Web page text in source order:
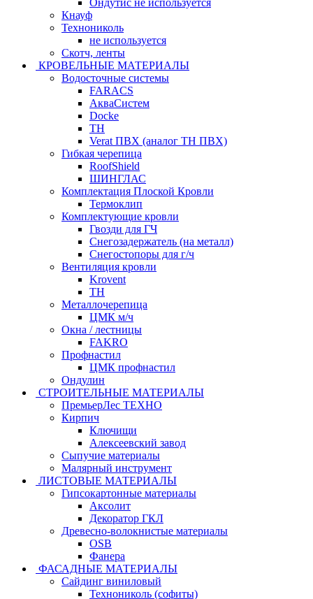
Ондутис не используется
Кнауф
Технониколь
не используется
Скотч, ленты
КРОВЕЛЬНЫЕ МАТЕРИАЛЫ
Водосточные системы
FARACS
АкваСистем
Docke
ТН
Verat ПВХ (аналог ТН ПВХ)
Гибкая черепица
RoofShield
ШИНГЛАС
Комплектация Плоской Кровли
Термоклип
Комплектующие кровли
Гвозди для ГЧ
Снегозадержатель (на металл)
Снегостопоры для г/ч
Вентиляция кровли
Krovent
ТН
Металлочерепица
ЦМК м/ч
Окна / лестницы
FAKRO
Профнастил
ЦМК профнастил
Ондулин
СТРОИТЕЛЬНЫЕ МАТЕРИАЛЫ
ПремьерЛес ТЕХНО
Кирпич
Ключищи
Алексеевский завод
Сыпучие материалы
Малярный инструмент
ЛИСТОВЫЕ МАТЕРИАЛЫ
Гипсокартонные материалы
Аксолит
Декоратор ГКЛ
Древесно-волокнистые материалы
OSB
Фанера
ФАСАДНЫЕ МАТЕРИАЛЫ
Сайдинг виниловый
Технониколь (софиты)